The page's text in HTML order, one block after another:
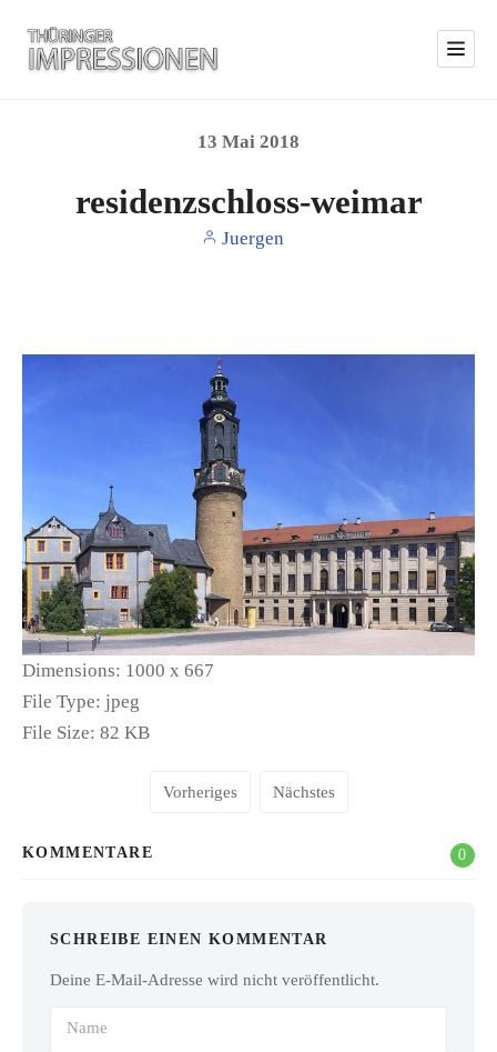
13 Mai 2018
residenzschloss-weimar
Juergen
Dimensions: 1000 x 667
File Type: jpeg
File Size: 82 KB
Vorheriges Nächstes
KOMMENTARE 0
SCHREIBE EINEN KOMMENTAR
Deine E-Mail-Adresse wird nicht veröffentlicht.
Name